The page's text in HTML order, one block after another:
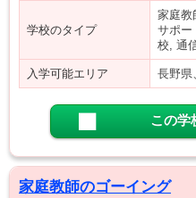
学校のタイプ
家庭教
サポー
校, 通
入学可能エリア 長野県
この学
家庭教師のゴーイング